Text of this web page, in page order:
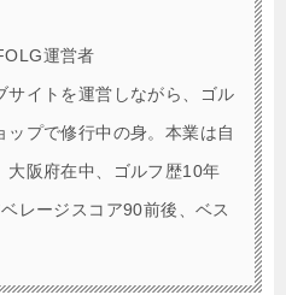
運営者
サイトを運営しながら、ゴル
ップで修行中の身。本業は自
大阪府在中、ゴルフ歴10年
レージスコア90前後、ベス